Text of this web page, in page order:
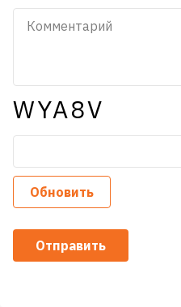
WYA8V
Обновить
Отправить